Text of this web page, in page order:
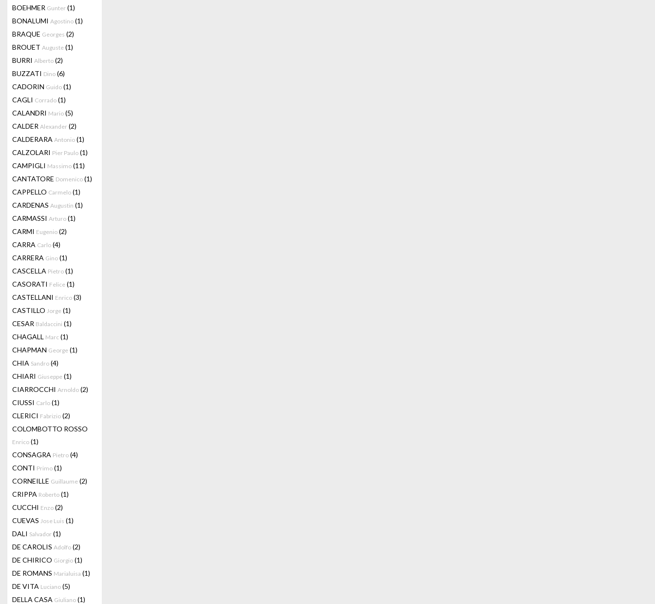
BOEHMER Gunter (1)
BONALUMI Agostino (1)
BRAQUE Georges (2)
BROUET Auguste (1)
BURRI Alberto (2)
BUZZATI Dino (6)
CADORIN Guido (1)
CAGLI Corrado (1)
CALANDRI Mario (5)
CALDER Alexander (2)
CALDERARA Antonio (1)
CALZOLARI Pier Paulo (1)
CAMPIGLI Massimo (11)
CANTATORE Domenico (1)
CAPPELLO Carmelo (1)
CARDENAS Augustin (1)
CARMASSI Arturo (1)
CARMI Eugenio (2)
CARRA Carlo (4)
CARRERA Gino (1)
CASCELLA Pietro (1)
CASORATI Felice (1)
CASTELLANI Enrico (3)
CASTILLO Jorge (1)
CESAR Baldaccini (1)
CHAGALL Marc (1)
CHAPMAN George (1)
CHIA Sandro (4)
CHIARI Giuseppe (1)
CIARROCCHI Arnoldo (2)
CIUSSI Carlo (1)
CLERICI Fabrizio (2)
COLOMBOTTO ROSSO
Enrico (1)
CONSAGRA Pietro (4)
CONTI Primo (1)
CORNEILLE Guillaume (2)
CRIPPA Roberto (1)
CUCCHI Enzo (2)
CUEVAS Jose Luis (1)
DALI Salvador (1)
DE CAROLIS Adolfo (2)
DE CHIRICO Giorgio (1)
DE ROMANS Marialuisa (1)
DE VITA Luciano (5)
DELLA CASA Giuliano (1)